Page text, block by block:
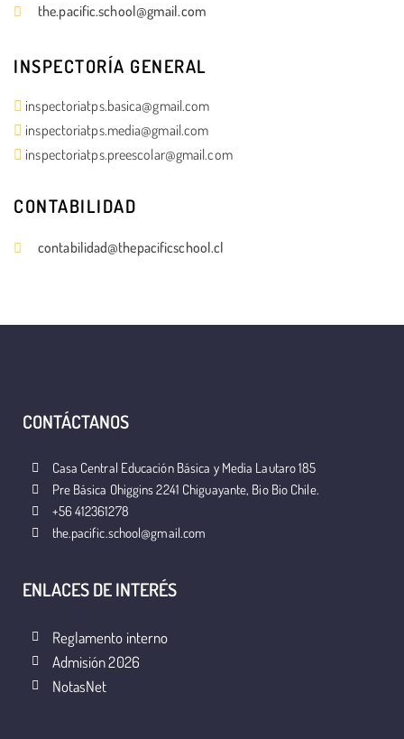
the.pacific.school@gmail.com
INSPECTORÍA GENERAL
inspectoriatps.basica@gmail.com
inspectoriatps.media@gmail.com
inspectoriatps.preescolar@gmail.com
CONTABILIDAD
contabilidad@thepacificschool.cl
CONTÁCTANOS
Casa Central Educación Básica y Media Lautaro 185
Pre Básica Ohiggins 2241 Chiguayante, Bio Bio Chile.
+56 412361278
the.pacific.school@gmail.com
ENLACES DE INTERÉS
Reglamento interno
Admisión 2026
NotasNet